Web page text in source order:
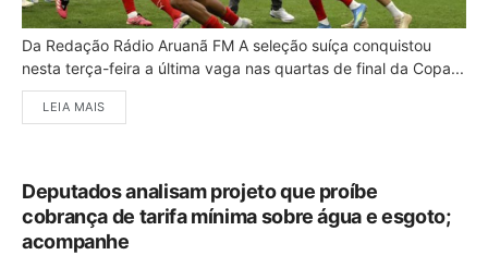
Da Redação Rádio Aruanã FM A seleção suíça conquistou
nesta terça-feira a última vaga nas quartas de final da Copa...
LEIA MAIS
Deputados analisam projeto que proíbe
cobrança de tarifa mínima sobre água e esgoto;
acompanhe